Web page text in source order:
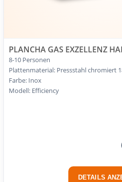
PLANCHA GAS EXZELLENZ
8-10 Personen
Plattenmaterial: Pressstahl chromiert
Farbe: Inox
Modell: Efficiency
DETAILS